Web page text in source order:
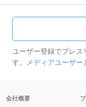
ユーザー登録でプレ
す。 メディアユーザー
会社概要